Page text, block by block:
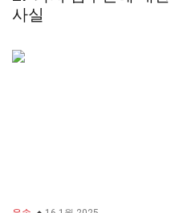
사실